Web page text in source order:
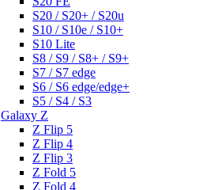
S20 / S20+ / S20u
S10 / S10e / S10+
S10 Lite
S8 / S9 / S8+ / S9+
S7 / S7 edge
S6 / S6 edge/edge+
S5 / S4 / S3
Galaxy Z
Z Flip 5
Z Flip 4
Z Flip 3
Z Fold 5
Z Fold 4